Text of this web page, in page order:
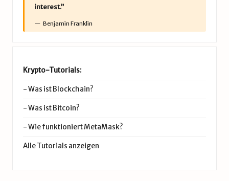
interest.”
Benjamin Franklin
Krypto-Tutorials:
-Was ist Blockchain?
-Was ist Bitcoin?
-Wie funktioniert MetaMask?
Alle Tutorials anzeigen